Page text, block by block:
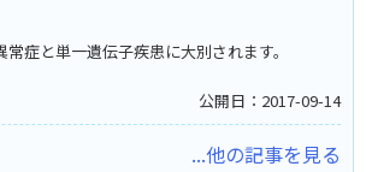
症と単一遺伝子疾患に大別されます。
公開日：2017-09-14
...他の記事を見る